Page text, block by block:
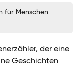
für Menschen
der eine
Geschichten